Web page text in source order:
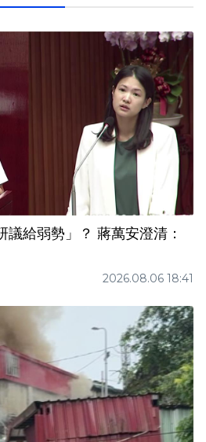
給弱勢」？ 蔣萬安澄清：
2026.08.06 18:41